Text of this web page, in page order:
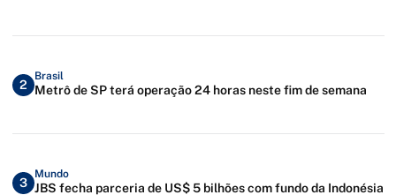
2
Brasil
Metrô de SP terá operação 24 horas neste fim de semana
3
Mundo
JBS fecha parceria de US$ 5 bilhões com fundo da Indonésia